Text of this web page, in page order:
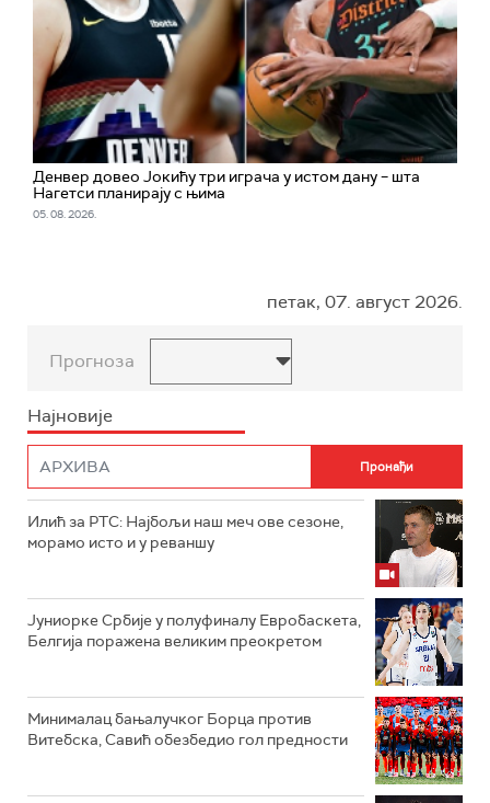
Денвер довео Јокићу три играча у истом дану – шта
Нагетси планирају с њима
05. 08. 2026.
петак, 07. август 2026.
Прогноза
Најновије
Илић за РТС: Најбољи наш меч ове сезоне,
морамо исто и у реваншу
Јуниорке Србије у полуфиналу Евробаскета,
Белгија поражена великим преокретом
Минималац бањалучког Борца против
Витебска, Савић обезбедио гол предности